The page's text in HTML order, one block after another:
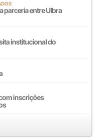
parceria entre Ulbra
institucional do
inscrições